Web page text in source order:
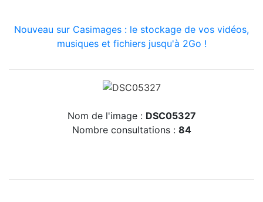
Nouveau sur Casimages : le stockage de vos vidéos,
musiques et fichiers jusqu'à 2Go !
Nom de l'image : DSC05327
Nombre consultations : 84